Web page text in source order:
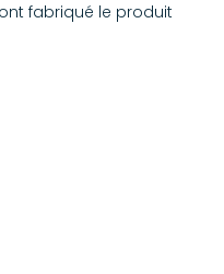
fabriqué le produit